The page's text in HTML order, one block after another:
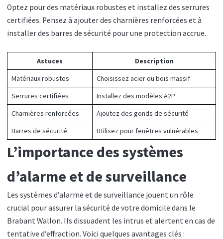
Optez pour des matériaux robustes et installez des serrures
certifiées. Pensez à ajouter des charnières renforcées et à
installer des barres de sécurité pour une protection accrue.
Astuces
Description
Matériaux robustes
Choisissez acier ou bois massif
Serrures certifiées
Installez des modèles A2P
Charnières renforcées
Ajoutez des gonds de sécurité
Barres de sécurité
Utilisez pour fenêtres vulnérables
L’importance des systèmes
d’alarme et de surveillance
Les systèmes d’alarme et de surveillance jouent un rôle
crucial pour assurer la sécurité de votre domicile dans le
Brabant Wallon. Ils dissuadent les intrus et alertent en cas de
tentative d’effraction. Voici quelques avantages clés :